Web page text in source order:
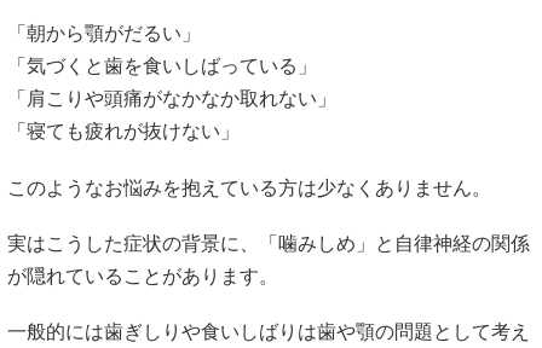
「朝から顎がだるい」
「気づくと歯を食いしばっている」
「肩こりや頭痛がなかなか取れない」
「寝ても疲れが抜けない」
このようなお悩みを抱えている方は少なくありません。
実はこうした症状の背景に、「噛みしめ」と自律神経の関係
が隠れていることがあります。
一般的には歯ぎしりや食いしばりは歯や顎の問題として考え